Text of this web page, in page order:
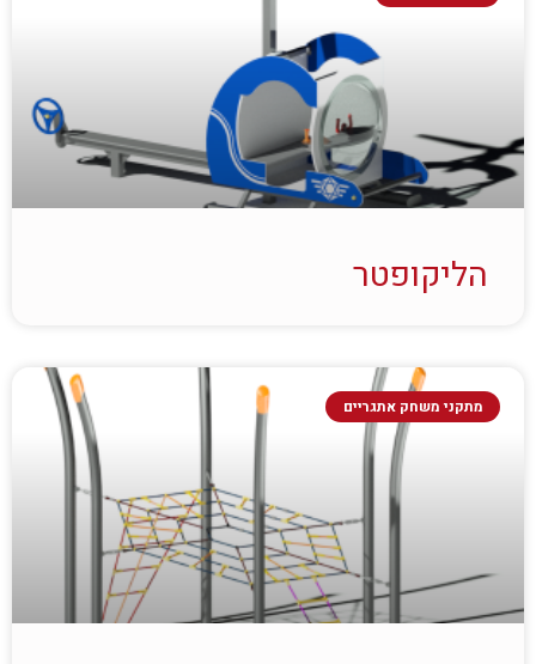
הליקופטר
מתקני משחק אתגריים